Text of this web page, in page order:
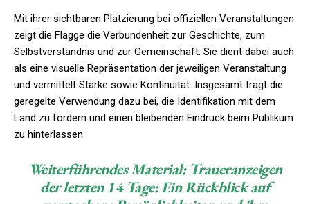
Mit ihrer sichtbaren Platzierung bei offiziellen Veranstaltungen
zeigt die Flagge die Verbundenheit zur Geschichte, zum
Selbstverständnis und zur Gemeinschaft. Sie dient dabei auch
als eine visuelle Repräsentation der jeweiligen Veranstaltung
und vermittelt Stärke sowie Kontinuität. Insgesamt trägt die
geregelte Verwendung dazu bei, die Identifikation mit dem
Land zu fördern und einen bleibenden Eindruck beim Publikum
zu hinterlassen.
Weiterführendes Material: Traueranzeigen
der letzten 14 Tage: Ein Rückblick auf